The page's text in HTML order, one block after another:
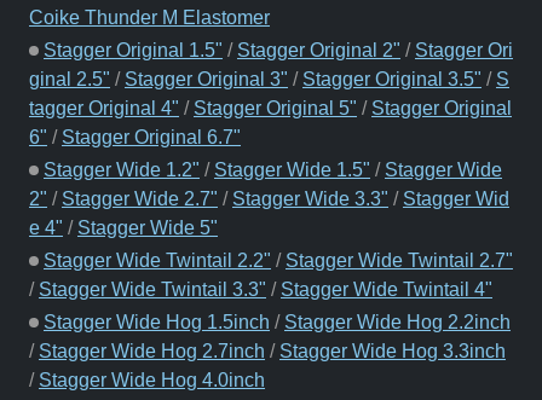
Coike Thunder M Elastomer
Stagger Original 1.5" / Stagger Original 2" / Stagger Ori
ginal 2.5" / Stagger Original 3" / Stagger Original 3.5" / S
tagger Original 4" / Stagger Original 5" / Stagger Original
6" / Stagger Original 6.7"
Stagger Wide 1.2" / Stagger Wide 1.5" / Stagger Wide
2" / Stagger Wide 2.7" / Stagger Wide 3.3" / Stagger Wid
e 4" / Stagger Wide 5"
Stagger Wide Twintail 2.2" / Stagger Wide Twintail 2.7"
/ Stagger Wide Twintail 3.3" / Stagger Wide Twintail 4"
Stagger Wide Hog 1.5inch / Stagger Wide Hog 2.2inch
/ Stagger Wide Hog 2.7inch / Stagger Wide Hog 3.3inch
/ Stagger Wide Hog 4.0inch